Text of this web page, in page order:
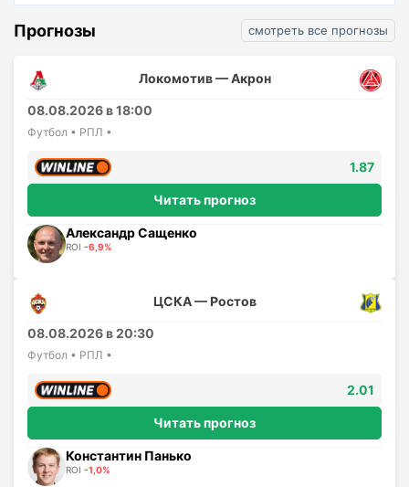
Прогнозы смотреть все прогнозы
Локомотив — Акрон
08.08.2026 в 18:00
Футбол • РПЛ •
1.87
Читать прогноз
Александр Сащенко
ROI -6,9%
ЦСКА — Ростов
08.08.2026 в 20:30
Футбол • РПЛ •
2.01
Читать прогноз
Константин Панько
ROI -1,0%